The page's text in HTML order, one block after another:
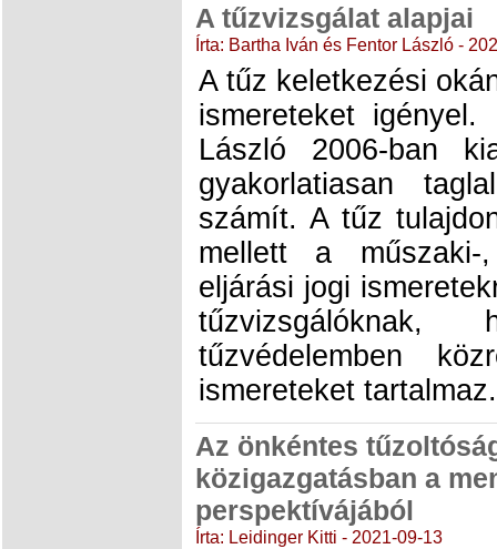
A tűzvizsgálat alapjai
Írta: Bartha Iván és Fentor László -
A tűz keletkezési
ismereteket
László 2006-ban
gyakorlatiasan
számít. A tűz
mellett a műszaki-,
eljárási jogi
tűzvédelemben
ismereteket tartalmaz.
Az önkéntes
közigazgatásban a
perspektívájából
Írta: Leidinger Kitti - 2021-09-13